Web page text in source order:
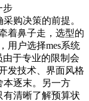
步
购决策的前提。
着鼻子走，选型的
用户选择mes系统
于专业的限制会
发技术、界面风格
本逐末。另一方
有清晰了解预算状